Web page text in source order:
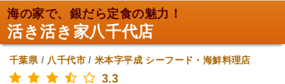
海の家で、銀だら定食の魅力！
活き活き家八千代店
千葉県/ 八千代市/米本字平成 シーフード・海鮮料理店
3.3